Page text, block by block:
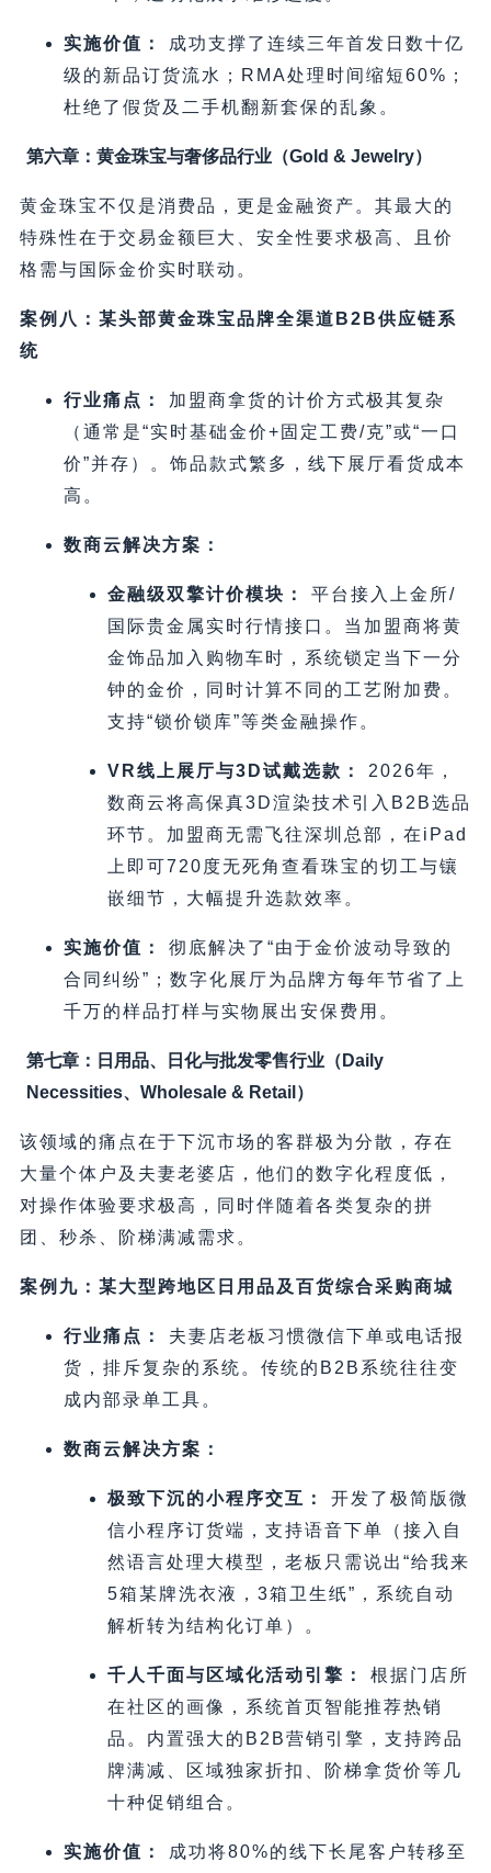
实施价值：
成功支撑了连续三年首发日数十亿
级的新品订货流水；RMA处理时间缩短60%；
杜绝了假货及二手机翻新套保的乱象。
第六章：黄金珠宝与奢侈品行业（Gold & Jewelry）
黄金珠宝不仅是消费品，更是金融资产。其最大的
特殊性在于交易金额巨大、安全性要求极高、且价
格需与国际金价实时联动。
案例八：某头部黄金珠宝品牌全渠道B2B供应链系
统
行业痛点：
加盟商拿货的计价方式极其复杂
（通常是“实时基础金价+固定工费/克”或“一口
价”并存）。饰品款式繁多，线下展厅看货成本
高。
数商云解决方案：
金融级双擎计价模块：
平台接入上金所/
国际贵金属实时行情接口。当加盟商将黄
金饰品加入购物车时，系统锁定当下一分
钟的金价，同时计算不同的工艺附加费。
支持“锁价锁库”等类金融操作。
VR线上展厅与3D试戴选款：
2026年，
数商云将高保真3D渲染技术引入B2B选品
环节。加盟商无需飞往深圳总部，在iPad
上即可720度无死角查看珠宝的切工与镶
嵌细节，大幅提升选款效率。
实施价值：
彻底解决了“由于金价波动导致的
合同纠纷”；数字化展厅为品牌方每年节省了上
千万的样品打样与实物展出安保费用。
第七章：日用品、日化与批发零售行业（Daily
Necessities、Wholesale & Retail）
该领域的痛点在于下沉市场的客群极为分散，存在
大量个体户及夫妻老婆店，他们的数字化程度低，
对操作体验要求极高，同时伴随着各类复杂的拼
团、秒杀、阶梯满减需求。
案例九：某大型跨地区日用品及百货综合采购商城
行业痛点：
夫妻店老板习惯微信下单或电话报
货，排斥复杂的系统。传统的B2B系统往往变
成内部录单工具。
数商云解决方案：
极致下沉的小程序交互：
开发了极简版微
信小程序订货端，支持语音下单（接入自
然语言处理大模型，老板只需说出“给我来
5箱某牌洗衣液，3箱卫生纸”，系统自动
解析转为结构化订单）。
千人千面与区域化活动引擎：
根据门店所
在社区的画像，系统首页智能推荐热销
品。内置强大的B2B营销引擎，支持跨品
牌满减、区域独家折扣、阶梯拿货价等几
十种促销组合。
实施价值：
成功将80%的线下长尾客户转移至